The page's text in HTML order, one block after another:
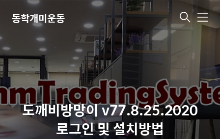
동학개미운동 메
뉴
도깨비방망이 v77.8.25.2020
로그인 및 설치방법